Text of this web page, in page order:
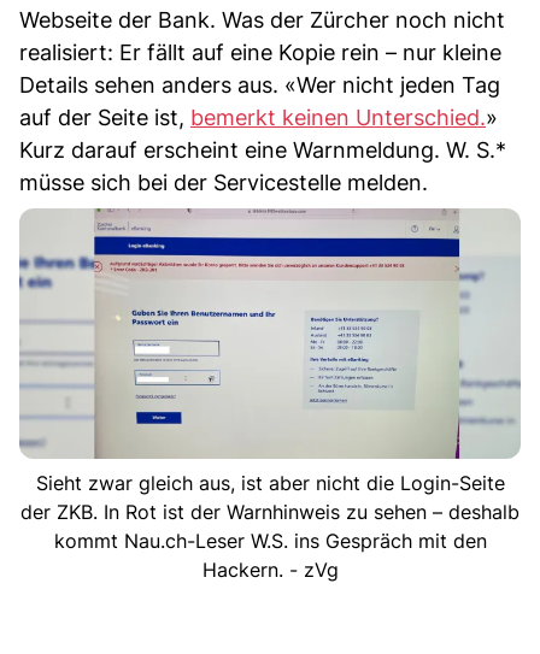
Webseite der Bank. Was der Zürcher noch nicht
realisiert: Er fällt auf eine Kopie rein – nur kleine
Details sehen anders aus. «Wer nicht jeden Tag
auf der Seite ist, bemerkt keinen Unterschied.»
Kurz darauf erscheint eine Warnmeldung. W. S.*
müsse sich bei der Servicestelle melden.
Sieht zwar gleich aus, ist aber nicht die Login-Seite
der ZKB. In Rot ist der Warnhinweis zu sehen – deshalb
kommt Nau.ch-Leser W.S. ins Gespräch mit den
Hackern. - zVg